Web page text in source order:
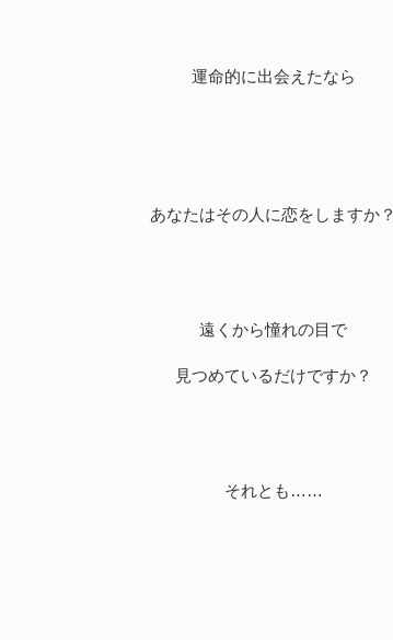
運命的に出会えたなら
あなたはその人に恋をしますか？
遠くから憧れの目で
見つめているだけですか？
それとも……